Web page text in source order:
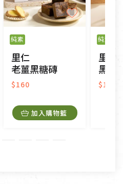
存之商品、易於變質或損壞
不適合退換之商品：如
體，若產品瑕疵無法讀取僅
後水洗或污損者。
襪子、口罩等私人消耗性產
生用品除商品本身有瑕疵
合理例外情事適用準
純素
里仁
老薑黑糖磚
$160
加入購物籃
純素
里仁
黑米核
$190